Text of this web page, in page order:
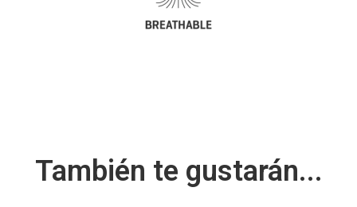
También te gustarán...